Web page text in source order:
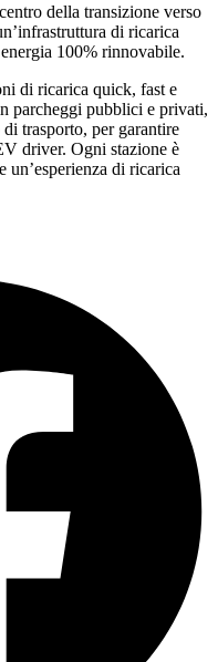
della transizione verso
di ricarica
100% rinnovabile.
di ricarica quick, fast e
parcheggi pubblici e privati,
trasporto, per garantire
driver. Ogni stazione è
un’esperienza di ricarica